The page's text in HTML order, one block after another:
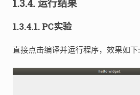
1.3.4. 运行结果
1.3.4.1. PC实验
直接点击编译并运行程序，效果如下: